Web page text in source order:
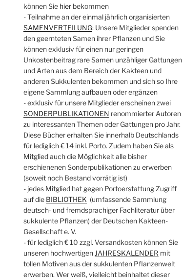
können Sie hierbekommen
- Teilnahme an der einmal jährlich organisierten
SAMENVERTEILUNG: Unsere Mitglieder spenden
den geernteten Samen ihrer Pflanzen und Sie
können exklusiv für einen nur geringen
Unkostenbeitrag rare Samen unzähliger Gattungen
und Arten aus dem Bereich der Kakteen und
anderen Sukkulenten bekommen und sich so Ihre
eigene Sammlung aufbauen oder ergänzen
- exklusiv für unsere Mitglieder erscheinen zwei
SONDERPUBLIKATIONEN renommierter Autoren
zu interessanten Themen oder Gattungen pro Jahr.
Diese Bücher erhalten Sie innerhalb Deutschlands
für lediglich € 14 inkl. Porto. Zudem haben Sie als
Mitglied auch die Möglichkeit alle bisher
erschienenen Sonderpublikationen zu erwerben
(soweit noch Bestand vorrätig ist)
- jedes Mitglied hat gegen Portoerstattung Zugriff
auf die BIBLIOTHEK (umfassende Sammlung
deutsch- und fremdsprachiger Fachliteratur über
sukkulente Pflanzen) der Deutschen Kakteen-
Gesellschaft e. V.
- für lediglich € 10 zzgl. Versandkosten können Sie
unseren hochwertigen JAHRESKALENDER mit
tollen Motiven aus der sukkulenten Pflanzenwelt
erwerben. Wer weiß, vielleicht beinhaltet dieser